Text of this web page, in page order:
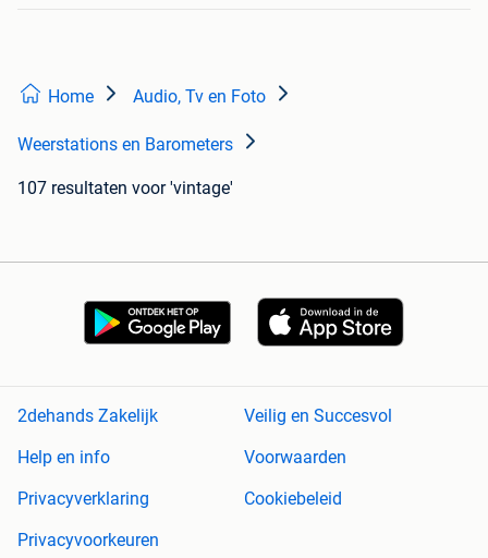
Home Audio, Tv en Foto
Weerstations en Barometers
107 resultaten voor 'vintage'
2dehands Zakelijk
Veilig en Succesvol
Help en info
Voorwaarden
Privacyverklaring
Cookiebeleid
Privacyvoorkeuren